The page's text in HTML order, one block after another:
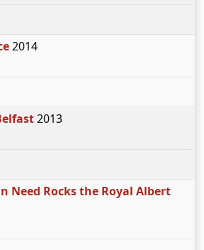
2014
2013
Need Rocks the Royal Albert